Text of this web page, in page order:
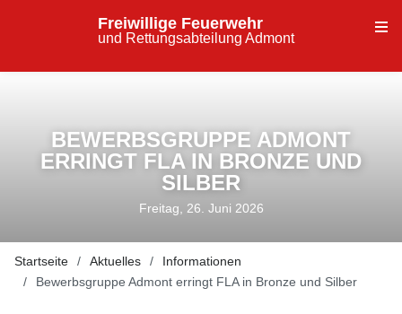
Freiwillige Feuerwehr
und Rettungsabteilung Admont
BEWERBSGRUPPE ADMONT
ERRINGT FLA IN BRONZE UND
SILBER
Freitag, 26. Juni 2026
Startseite Aktuelles
Informationen
Bewerbsgruppe Admont erringt FLA in Bronze und Silber